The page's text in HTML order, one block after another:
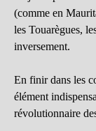
(comme en
les Touarègues,
inversement.
En finir dans les
élément
révolutionnaire